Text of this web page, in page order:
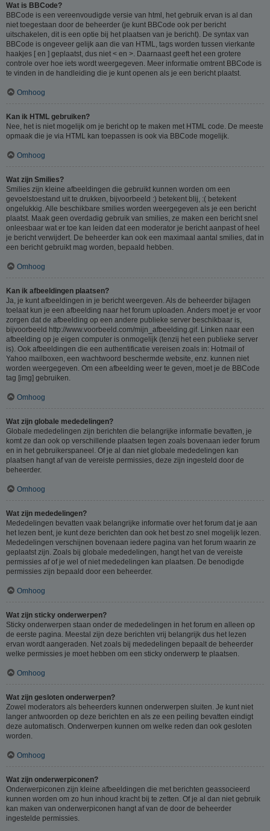
Wat is BBCode?
BBCode is een vereenvoudigde versie van html, het gebruik ervan is al dan
niet toegestaan door de beheerder (je kunt BBCode ook per bericht
uitschakelen, dit is een optie bij het plaatsen van je bericht). De syntax van
BBCode is ongeveer gelijk aan die van HTML, tags worden tussen vierkante
haakjes [ en ] geplaatst, dus niet < en >. Daarnaast geeft het een grotere
controle over hoe iets wordt weergegeven. Meer informatie omtrent BBCode is
te vinden in de handleiding die je kunt openen als je een bericht plaatst.
Omhoog
Kan ik HTML gebruiken?
Nee, het is niet mogelijk om je bericht op te maken met HTML code. De meeste
opmaak die je via HTML kan toepassen is ook via BBCode mogelijk.
Omhoog
Wat zijn Smilies?
Smilies zijn kleine afbeeldingen die gebruikt kunnen worden om een
gevoelstoestand uit te drukken, bijvoorbeeld :) betekent blij, :( betekent
ongelukkig. Alle beschikbare smilies worden weergegeven als je een bericht
plaatst. Maak geen overdadig gebruik van smilies, ze maken een bericht snel
onleesbaar wat er toe kan leiden dat een moderator je bericht aanpast of heel
je bericht verwijdert. De beheerder kan ook een maximaal aantal smilies, dat in
een bericht gebruikt mag worden, bepaald hebben.
Omhoog
Kan ik afbeeldingen plaatsen?
Ja, je kunt afbeeldingen in je bericht weergeven. Als de beheerder bijlagen
toelaat kun je een afbeelding naar het forum uploaden. Anders moet je er voor
zorgen dat de afbeelding op een andere publieke server beschikbaar is,
bijvoorbeeld http://www.voorbeeld.com/mijn_afbeelding.gif. Linken naar een
afbeelding op je eigen computer is onmogelijk (tenzij het een publieke server
is). Ook afbeeldingen die een authentificatie vereisen zoals in: Hotmail of
Yahoo mailboxen, een wachtwoord beschermde website, enz. kunnen niet
worden weergegeven. Om een afbeelding weer te geven, moet je de BBCode
tag [img] gebruiken.
Omhoog
Wat zijn globale mededelingen?
Globale mededelingen zijn berichten die belangrijke informatie bevatten, je
komt ze dan ook op verschillende plaatsen tegen zoals bovenaan ieder forum
en in het gebruikerspaneel. Of je al dan niet globale mededelingen kan
plaatsen hangt af van de vereiste permissies, deze zijn ingesteld door de
beheerder.
Omhoog
Wat zijn mededelingen?
Mededelingen bevatten vaak belangrijke informatie over het forum dat je aan
het lezen bent, je kunt deze berichten dan ook het best zo snel mogelijk lezen.
Mededelingen verschijnen bovenaan iedere pagina van het forum waarin ze
geplaatst zijn. Zoals bij globale mededelingen, hangt het van de vereiste
permissies af of je wel of niet mededelingen kan plaatsen. De benodigde
permissies zijn bepaald door een beheerder.
Omhoog
Wat zijn sticky onderwerpen?
Sticky onderwerpen staan onder de mededelingen in het forum en alleen op
de eerste pagina. Meestal zijn deze berichten vrij belangrijk dus het lezen
ervan wordt aangeraden. Net zoals bij mededelingen bepaalt de beheerder
welke permissies je moet hebben om een sticky onderwerp te plaatsen.
Omhoog
Wat zijn gesloten onderwerpen?
Zowel moderators als beheerders kunnen onderwerpen sluiten. Je kunt niet
langer antwoorden op deze berichten en als ze een peiling bevatten eindigt
deze automatisch. Onderwerpen kunnen om welke reden dan ook gesloten
worden.
Omhoog
Wat zijn onderwerpiconen?
Onderwerpiconen zijn kleine afbeeldingen die met berichten geassocieerd
kunnen worden om zo hun inhoud kracht bij te zetten. Of je al dan niet gebruik
kan maken van onderwerpiconen hangt af van de door de beheerder
ingestelde permissies.